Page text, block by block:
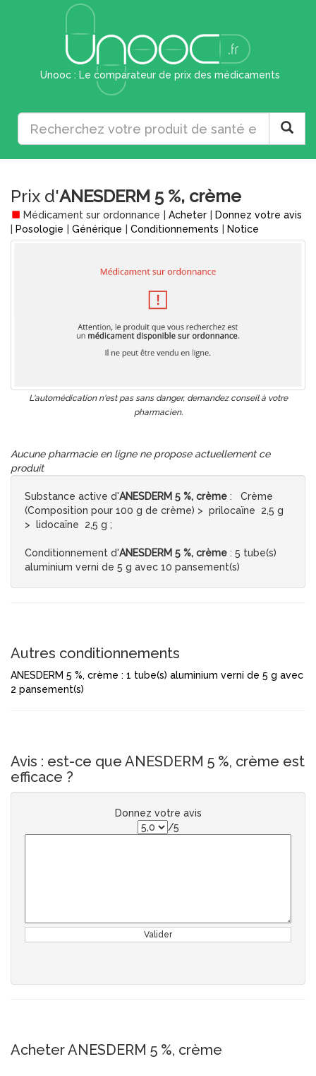
Unooc : Le comparateur de prix des médicaments
Prix d'ANESDERM 5 %, crème
Médicament sur ordonnance Acheter
Donnez votre avis
Posologie Générique Conditionnements Notice
L'automédication n'est pas sans danger, demandez conseil à votre
pharmacien.
Aucune pharmacie en ligne ne propose actuellement ce
produit
Substance active d'ANESDERM 5 %, crème : Crème
(Composition pour 100 g de crème) > prilocaïne 2,5 g
> lidocaïne 2,5 g ;
Conditionnement d'ANESDERM 5 %, crème : 5 tube(s)
aluminium verni de 5 g avec 10 pansement(s)
Autres conditionnements
ANESDERM 5 %, crème : 1 tube(s) aluminium verni de 5 g avec
2 pansement(s)
Avis : est-ce que ANESDERM 5 %, crème est
efficace ?
Donnez votre avis
/5
Valider
Acheter ANESDERM 5 %, crème